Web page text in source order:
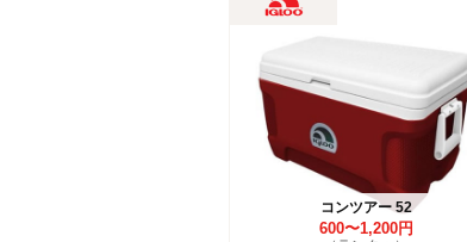
コンツアー 52
600〜1,200円